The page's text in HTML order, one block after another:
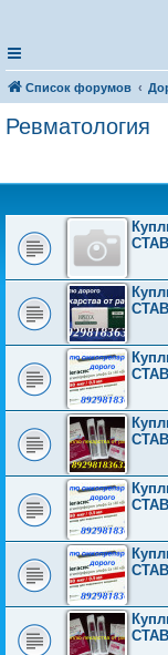
Список форумов
Ревматология